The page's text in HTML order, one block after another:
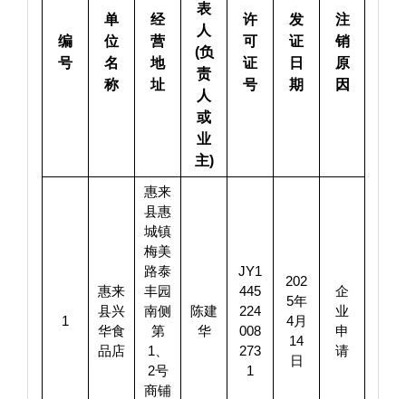
编
号
单
位
名
称
经
营
地
址
表
人
(负
责
人
或
业
主)
许
可
证
号
发
证
日
期
注
销
原
因
1
惠来
县兴
华食
品店
惠来
县惠
城镇
梅美
路泰
丰园
南侧
第
1、
2号
商铺
陈建
华
JY1
445
224
008
273
1
202
5年
4月
14
日
企
业
申
请